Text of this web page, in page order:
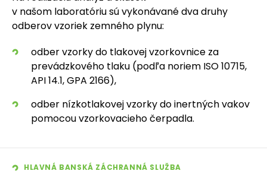
v našom laboratóriu sú vykonávané dva druhy
odberov vzoriek zemného plynu:
odber vzorky do tlakovej vzorkovnice za
prevádzkového tlaku (podľa noriem ISO 10715,
API 14.1, GPA 2166),
odber nízkotlakovej vzorky do inertných vakov
pomocou vzorkovacieho čerpadla.
HLAVNÁ BANSKÁ ZÁCHRANNÁ SLUŽBA